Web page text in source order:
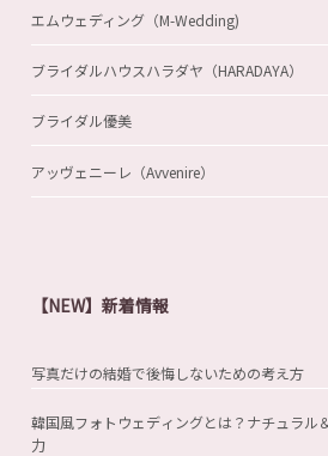
エムウェディング（M-Wedding)
ブライダルハウスハラダヤ（HARADAYA）
ブライダル優美
アッヴェニーレ（Avvenire）
【NEW】新着情報
写真だけの結婚で後悔しないための考え方
韓国風フォトウェディングとは？ナチュラル
力